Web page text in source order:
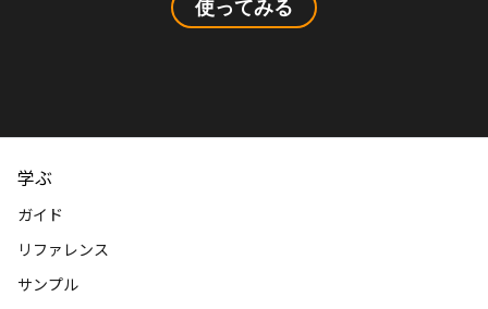
使ってみる
学ぶ
ガイド
リファレンス
サンプル